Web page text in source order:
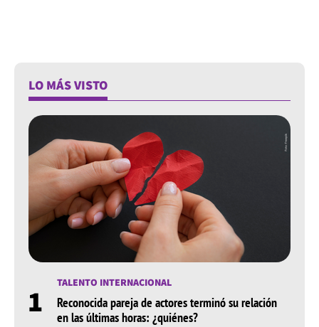
LO MÁS VISTO
1 TALENTO INTERNACIONAL
Reconocida pareja de actores terminó su relación
en las últimas horas: ¿quiénes?